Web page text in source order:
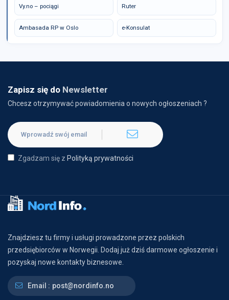
Vy.no – pociągi Ruter
Ambasada RP w Oslo e-Konsulat
Zapisz się do Newsletter
Chcesz otrzymywać powiadomienia o nowych ogłoszeniach ?
Zgadzam się z Polityką prywatności
Znajdziesz tu firmy i usługi prowadzone przez polskich
przedsiębiorców w Norwegii. Dodaj już dziś darmowe ogłoszenie i
pozyskaj nowe kontakty biznesowe.
Email : post@nordinfo.no